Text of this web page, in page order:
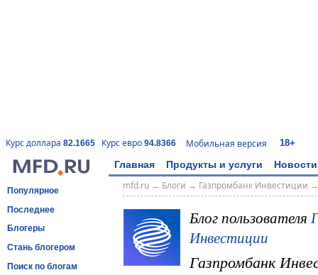
Курс доллара 82.1665 Курс евро 94.8366 Мобильная версия 18+
Главная Продукты и услуги Новости
Популярное
Последнее
Блогеры
Стань блогером
Поиск по блогам
mfd.ru→ Блоги → Газпромбанк Инвестиции
Блог пользователя
Инвестиции
Газпромбанк